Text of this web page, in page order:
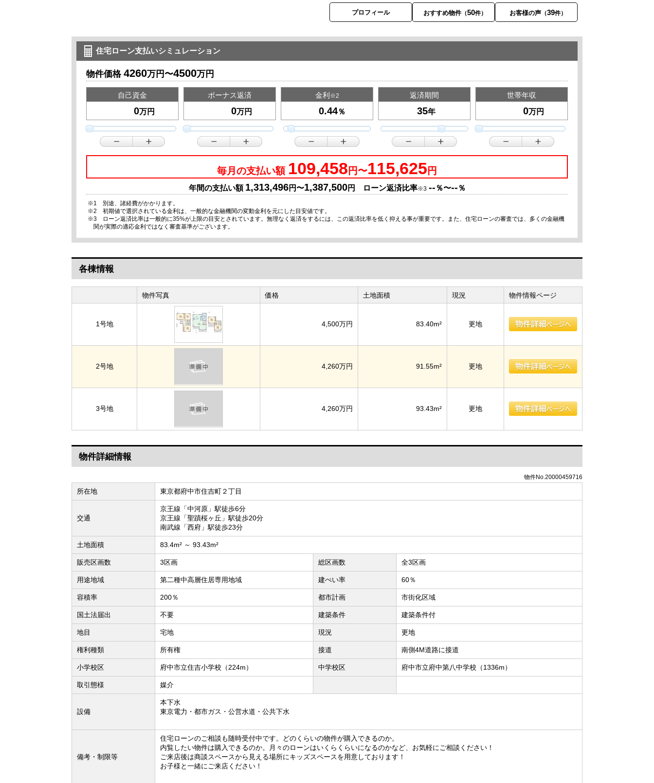
プロフィール おすすめ物件 （50件） お客様の声（39件）
住宅ローン支払いシミュレーション
物件価格 4260万円〜4500万円
自己資金
万円
ボーナス返済
万円
金利 ※2
％
返済期間
年
世帯年収
万円
毎月の支払い額 109,458 円〜115,625 円
年間の支払い額 1,313,496円〜1,387,500円 ローン返済比率※3 -- ％〜-- ％
※1 別途、諸経費がかかります。
※2 初期値で選択されている金利は、一般的な金融機関の変動金利を元にした目安値です。
※3 ローン返済比率は一般的に35%が上限の目安とされています。無理なく返済をするには、この返済比率を低く抑える事が重要です。また、住宅ローンの審査では、多くの金融機
関が実際の適応金利ではなく審査基準がございます。
各棟情報
物件写真 価格 土地面積 現況 物件情報ページ
1号地 4,500万円 83.40m² 更地
2号地 4,260万円 91.55m² 更地
3号地 4,260万円 93.43m² 更地
物件詳細情報
物件No.20000459716
所在地 東京都府中市住吉町２丁目
交通
京王線「中河原」駅徒歩6分
京王線「聖蹟桜ヶ丘」駅徒歩20分
南武線「西府」駅徒歩23分
土地面積 83.4m² ～ 93.43m²
販売区画数 3区画 総区画数 全3区画
用途地域 第二種中高層住居専用地域 建ぺい率 60％
容積率 200％ 都市計画 市街化区域
国土法届出 不要 建築条件 建築条件付
地目 宅地 現況 更地
権利種類 所有権 接道 南側4M道路に接道
小学校区 府中市立住吉小学校（224m） 中学校区 府中市立府中第八中学校（1336m）
取引態様 媒介
設備
本下水
東京電力・都市ガス・公営水道・公共下水
備考・制限等
住宅ローンのご相談も随時受付中です。どのくらいの物件が購入できるのか。
内覧したい物件は購入できるのか。月々のローンはいくらくらいになるのかなど、お気軽にご相談ください！
ご来店後は商談スペースから見える場所にキッズスペースを用意しております！
お子様と一緒にご来店ください！